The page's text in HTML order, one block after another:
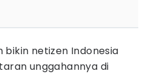
bikin netizen Indonesia
unggahannya di